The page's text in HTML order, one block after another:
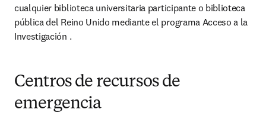
cualquier biblioteca universitaria participante o biblioteca
pública del Reino Unido mediante el programa Acceso a la
Investigación .
Centros de recursos de
emergencia